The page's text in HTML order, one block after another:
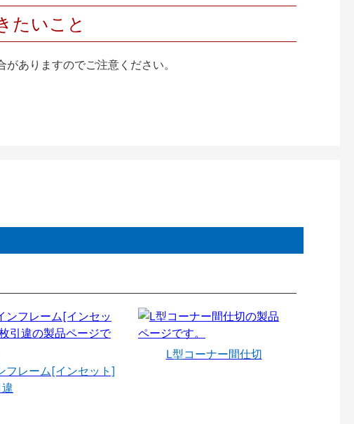
たいこと
ありますのでご注意ください。
フレーム[インセット]
L型コーナー間仕切